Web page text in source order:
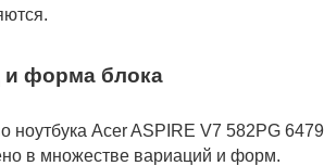
форма блока
ноутбука Acer ASPIRE V7 582PG 6479
в множестве вариаций и форм.